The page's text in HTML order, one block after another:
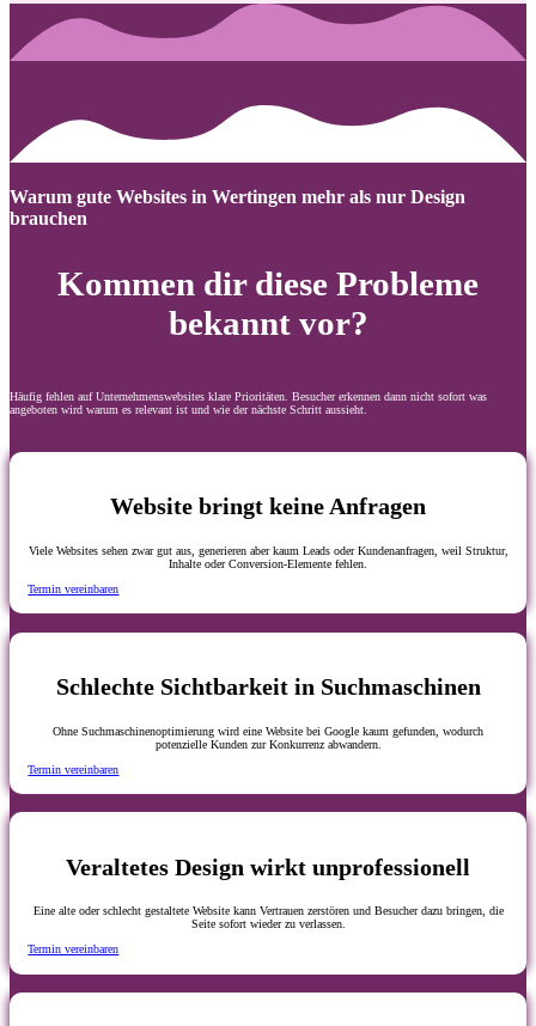
Warum gute Websites in Wertingen mehr als nur Design
brauchen
Kommen dir diese Probleme
bekannt vor?
Häufig fehlen auf Unternehmenswebsites klare Prioritäten. Besucher erkennen dann nicht sofort was
angeboten wird warum es relevant ist und wie der nächste Schritt aussieht.
Website bringt keine Anfragen
Viele Websites sehen zwar gut aus, generieren aber kaum Leads oder Kundenanfragen, weil Struktur,
Inhalte oder Conversion-Elemente fehlen.
Termin vereinbaren
Schlechte Sichtbarkeit in Suchmaschinen
Ohne Suchmaschinenoptimierung wird eine Website bei Google kaum gefunden, wodurch
potenzielle Kunden zur Konkurrenz abwandern.
Termin vereinbaren
Veraltetes Design wirkt unprofessionell
Eine alte oder schlecht gestaltete Website kann Vertrauen zerstören und Besucher dazu bringen, die
Seite sofort wieder zu verlassen.
Termin vereinbaren